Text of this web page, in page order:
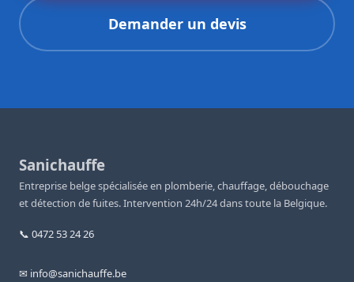
Demander un devis
Sanichauffe
Entreprise belge spécialisée en plomberie, chauffage, débouchage
et détection de fuites. Intervention 24h/24 dans toute la Belgique.
📞 0472 53 24 26
✉ info@sanichauffe.be